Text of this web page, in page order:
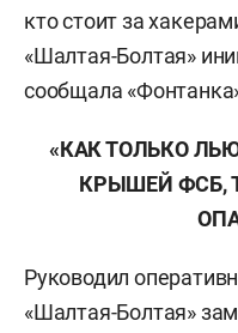
кто стоит за
«Шалтая-Болтая»
сообщала
«КАК ТОЛЬКО
КРЫШЕЙ ФСБ,
Руководил
«Шалтая-Болтая»